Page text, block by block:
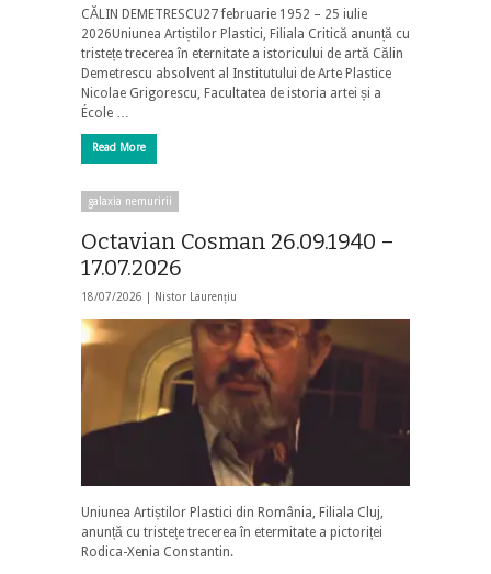
CĂLIN DEMETRESCU27 februarie 1952 – 25 iulie
2026Uniunea Artiștilor Plastici, Filiala Critică anunță cu
tristețe trecerea în eternitate a istoricului de artă Călin
Demetrescu absolvent al Institutului de Arte Plastice
Nicolae Grigorescu, Facultatea de istoria artei și a
École …
Read More
galaxia nemuririi
Octavian Cosman 26.09.1940 –
17.07.2026
18/07/2026 | Nistor Laurențiu
Uniunea Artiștilor Plastici din România, Filiala Cluj,
anunță cu tristețe trecerea în etermitate a pictoriței
Rodica-Xenia Constantin.